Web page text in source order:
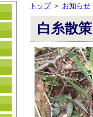
トップ＞ お知らせ
白糸散